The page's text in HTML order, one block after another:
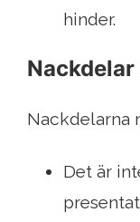
hinder.
Nackdelarna
Det är